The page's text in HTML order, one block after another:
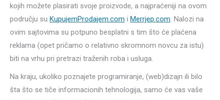
kojih možete plasirati svoje proizvode, a najpraćeniji na ovom
području su KupujemProdajem.com i Merrjep.com. Nalozi na
ovim sajtovima su potpuno besplatni s tim što će plaćena
reklama (opet pričamo o relativno skromnom novcu za istu)
biti na vrhu pri pretrazi traženih roba i usluga.
Na kraju, ukoliko poznajete programiranje, (web)dizajn ili bilo
šta što se tiče informacionih tehnologija, samo će vas vaše